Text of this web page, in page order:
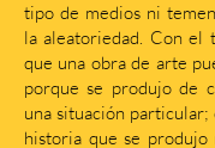
tipo de medios ni
la aleatoriedad. Con el
que una obra de arte
porque se produjo de
una situación
historia que se produjo